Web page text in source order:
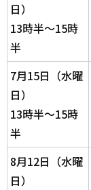
日）
13時半～15時
半
7月15日（水曜
日）
13時半～15時
半
8月12日（水曜
日）